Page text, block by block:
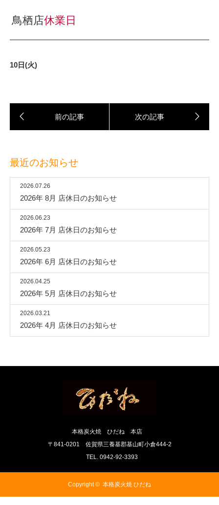
鳥栖店休業日
10日(火)
最近のお知らせ
2026.07.26
2026年 8月 店休日のお知らせ
2026.06.23
2026年 7月 店休日のお知らせ
2026.05.23
2026年 6月 店休日のお知らせ
2026.04.25
2026年 5月 店休日のお知らせ
2026.03.21
2026年 4月 店休日のお知らせ
本格炭火焼 ひだね 本店
〒841-0201 佐賀県三養基郡基山町小倉444-2
TEL. 0942-92-3393
Copyright © 本格炭火焼 ひだね